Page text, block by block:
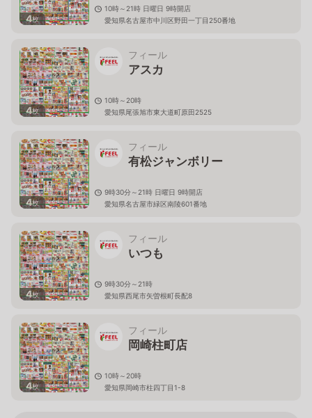
4枚
10時～21時 日曜日 9時開店
愛知県名古屋市中川区野田一丁目250番地
4枚
フィール
アスカ
10時～20時
愛知県尾張旭市東大道町原田2525
4枚
フィール
有松ジャンボリー
9時30分～21時 日曜日 9時開店
愛知県名古屋市緑区南陵601番地
4枚
フィール
いつも
9時30分～21時
愛知県西尾市矢曽根町長配8
4枚
フィール
岡崎柱町店
10時～20時
愛知県岡崎市柱四丁目1-8